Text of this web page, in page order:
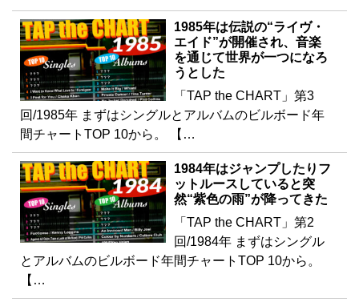
1985年は伝説の“ライヴ・
エイド”が開催され、音楽
を通じて世界が一つになろ
うとした
「TAP the CHART」第3
回/1985年 まずはシングルとアルバムのビルボード年
間チャートTOP 10から。 【…
1984年はジャンプしたりフ
ットルースしていると突
然“紫色の雨”が降ってきた
「TAP the CHART」第2
回/1984年 まずはシングル
とアルバムのビルボード年間チャートTOP 10から。
【…